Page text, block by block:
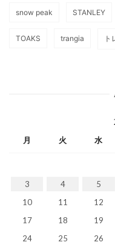
snow peak STANLEY
TOAKS trangia ト
月 火 水
3
4 5
10
11 12
17
18 19
24
25 26